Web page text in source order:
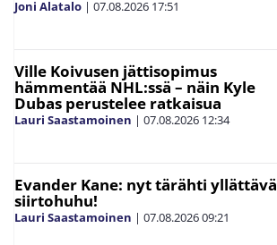
Joni Alatalo | 07.08.2026 17:51
Ville Koivusen jättisopimus
hämmentää NHL:ssä – näin Kyle
Dubas perustelee ratkaisua
Lauri Saastamoinen | 07.08.2026 12:34
Evander Kane: nyt tärähti yllättävä
siirtohuhu!
Lauri Saastamoinen | 07.08.202609:21